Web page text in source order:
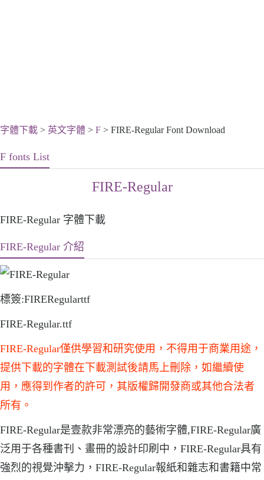
字體下載 > 英文字體 > F > FIRE-Regular Font Download
F fonts List
FIRE-Regular
FIRE-Regular 字體下載
FIRE-Regular 介紹
標簽:FIRERegularttf
FIRE-Regular.ttf
FIRE-Regular僅供學習和研究使用，不得用于商業用途，
提供下載的字體在下載測試後請馬上刪除，如繼續使
用，應得到作者的許可，其版權歸開發商或其他合法者
所有。
FIRE-Regular是壹款非常漂亮的藝術字體,FIRE-Regular廣
泛用于各種書刊、畫冊的設計印刷中，FIRE-Regular具有
強烈的視覺沖擊力，FIRE-Regular報紙和雜志和書籍中常